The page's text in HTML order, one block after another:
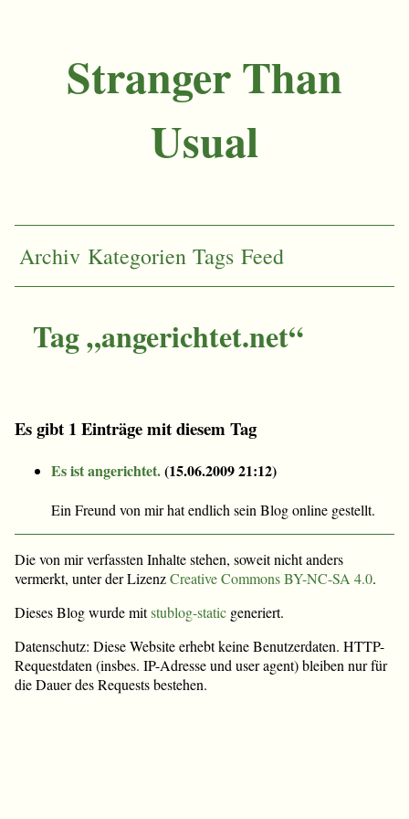
Stranger Than
Usual
Archiv Kategorien Tags Feed
Tag „angerichtet.net“
Es gibt 1 Einträge mit diesem Tag
Es ist angerichtet.(15.06.2009 21:12)
Ein Freund von mir hat endlich sein Blog online gestellt.
Die von mir verfassten Inhalte stehen, soweit nicht anders
vermerkt, unter der LizenzCreative Commons BY-NC-SA 4.0.
Dieses Blog wurde mitstublog-static generiert.
Datenschutz: Diese Website erhebt keine Benutzerdaten. HTTP-
Requestdaten (insbes. IP-Adresse und user agent) bleiben nur für
die Dauer des Requests bestehen.